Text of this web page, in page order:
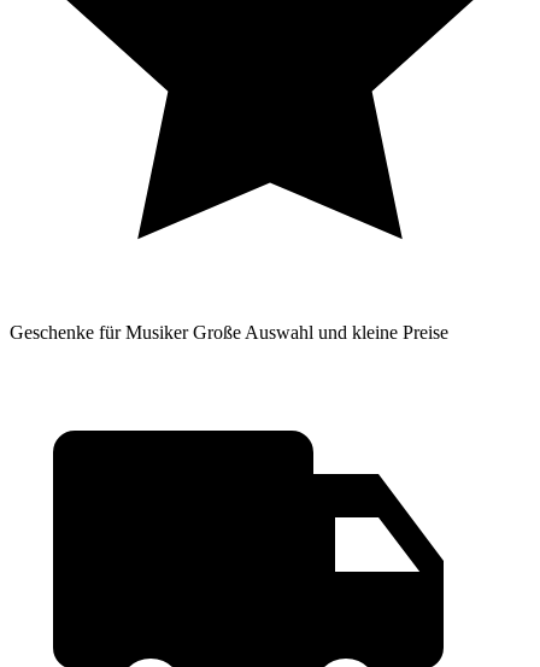
Geschenke für Musiker Große Auswahl und kleine Preise